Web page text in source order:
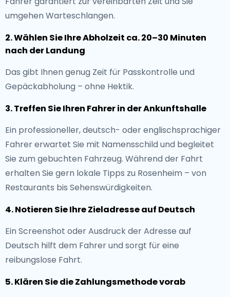
umgehen Warteschlangen.
2. Wählen Sie Ihre Abholzeit ca. 20–30 Minuten
nach der Landung
Das gibt Ihnen genug Zeit für Passkontrolle und
Gepäckabholung – ohne Hektik.
3. Treffen Sie Ihren Fahrer in der Ankunftshalle
Ein professioneller, deutsch- oder englischsprachiger
Fahrer erwartet Sie mit Namensschild und begleitet
Sie zum gebuchten Fahrzeug. Während der Fahrt
erhalten Sie gern lokale Tipps zu Rosenheim – von
Restaurants bis Sehenswürdigkeiten.
4. Notieren Sie Ihre Zieladresse auf Deutsch
Ein Screenshot oder Ausdruck der Adresse auf
Deutsch hilft dem Fahrer und sorgt für eine
reibungslose Fahrt.
5. Klären Sie die Zahlungsmethode vorab